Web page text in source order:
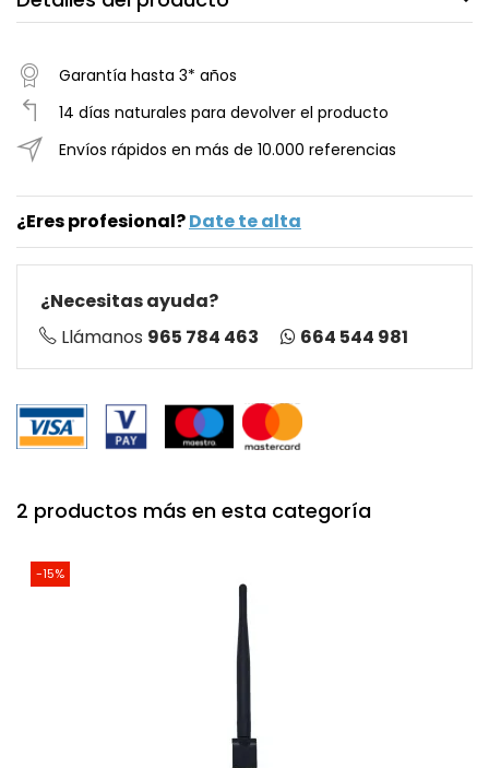
Garantía hasta 3* años
14 días naturales para devolver el producto
Envíos rápidos en más de 10.000 referencias
¿Eres profesional?Date te alta
¿Necesitas ayuda?
Llámanos 965 784 463 664 544 981
2 productos más en esta categoría
-15%